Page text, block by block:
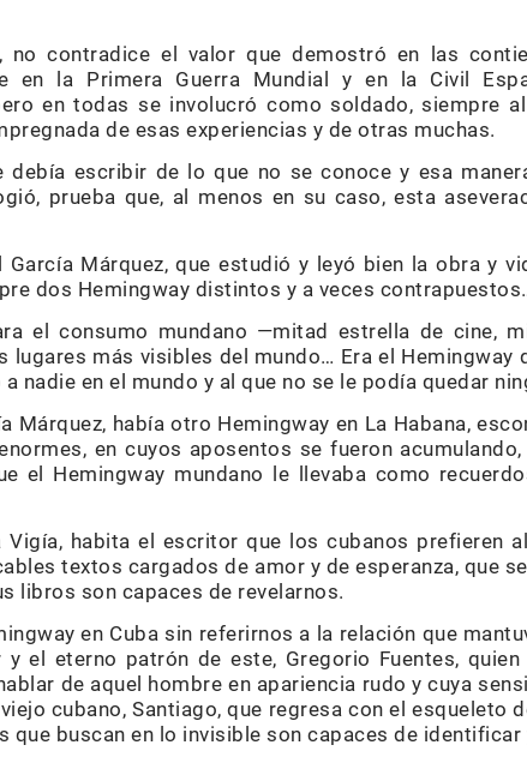
no contradice el valor que demostró en las
en la Primera Guerra Mundial y en la Civil
en todas se involucró como soldado, siempre
de esas experiencias y de otras muchas.
debía escribir de lo que no se conoce y esa
prueba que, al menos en su caso, esta
García Márquez, que estudió y leyó bien la obra y
dos Hemingway distintos y a veces
el consumo mundano —mitad estrella de cine,
lugares más visibles del mundo… Era el Hemingway
nadie en el mundo y al que no se le podía quedar
Márquez, había otro Hemingway en La Habana,
en cuyos aposentos se fueron
el Hemingway mundano le llevaba como
Vigía, habita el escritor que los cubanos prefieren
textos cargados de amor y de esperanza, que
libros son capaces de revelarnos.
en Cuba sin referirnos a la relación que
y el eterno patrón de este, Gregorio Fuentes,
de aquel hombre en apariencia rudo y cuya
cubano, Santiago, que regresa con el esqueleto
que buscan en lo invisible son capaces de identificar